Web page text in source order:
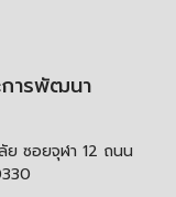
การพัฒนา
ซอยจุฬา 12 ถนน